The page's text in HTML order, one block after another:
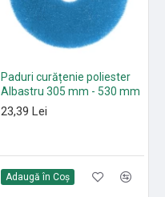
Paduri curățenie poliester
Albastru 305 mm - 530 mm
23,39 Lei
Adaugă în Coş